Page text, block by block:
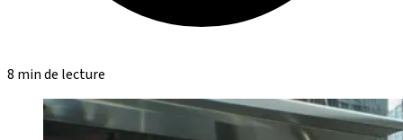
8 min de lecture